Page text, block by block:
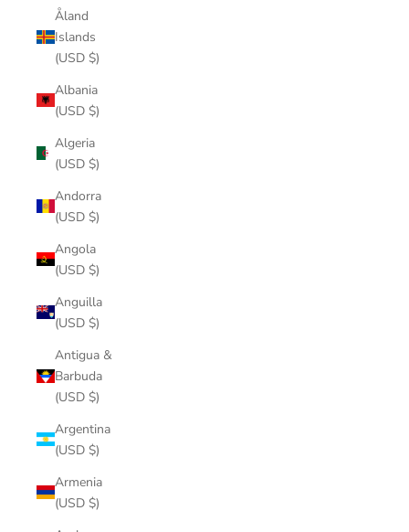
Åland
Islands
(USD $)
Albania
(USD $)
Algeria
(USD $)
Andorra
(USD $)
Angola
(USD $)
Anguilla
(USD $)
Antigua &
Barbuda
(USD $)
Argentina
(USD $)
Armenia
(USD $)